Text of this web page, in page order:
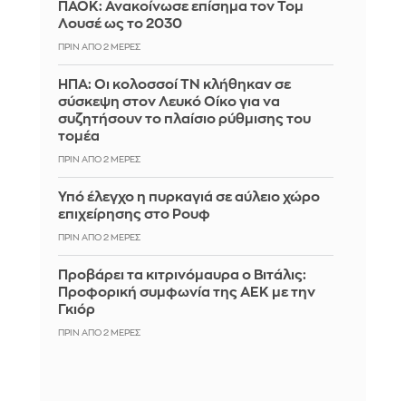
ΠΑΟΚ: Ανακοίνωσε επίσημα τον Τομ
Λουσέ ως το 2030
ΠΡΙΝ ΑΠΌ 2 ΜΈΡΕΣ
ΗΠΑ: Οι κολοσσοί ΤΝ κλήθηκαν σε
σύσκεψη στον Λευκό Οίκο για να
συζητήσουν το πλαίσιο ρύθμισης του
τομέα
ΠΡΙΝ ΑΠΌ 2 ΜΈΡΕΣ
Υπό έλεγχο η πυρκαγιά σε αύλειο χώρο
επιχείρησης στο Ρουφ
ΠΡΙΝ ΑΠΌ 2 ΜΈΡΕΣ
Προβάρει τα κιτρινόμαυρα ο Βιτάλις:
Προφορική συμφωνία της ΑΕΚ με την
Γκιόρ
ΠΡΙΝ ΑΠΌ 2 ΜΈΡΕΣ